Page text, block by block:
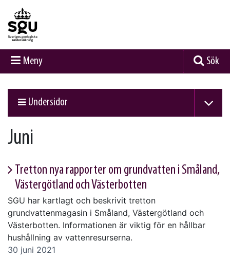
Meny Sök
Undersidor
Juni
Tretton nya rapporter om grundvatten i Småland,
Västergötland och Västerbotten
SGU har kartlagt och beskrivit tretton
grundvattenmagasin i Småland, Västergötland och
Västerbotten. Informationen är viktig för en hållbar
hushållning av vattenresurserna.
30 juni 2021